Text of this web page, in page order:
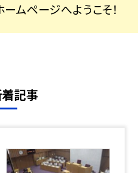
ムページへようこそ！
記事